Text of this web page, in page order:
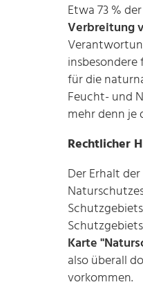
Etwa 73 %
Verbreitung
für die
Feucht- und
mehr denn je
Rechtlicher
Der Erhalt
Karte
also überall
vorkommen.